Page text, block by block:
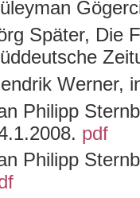
Später, Die
Werner,
Philipp
pdf
Philipp